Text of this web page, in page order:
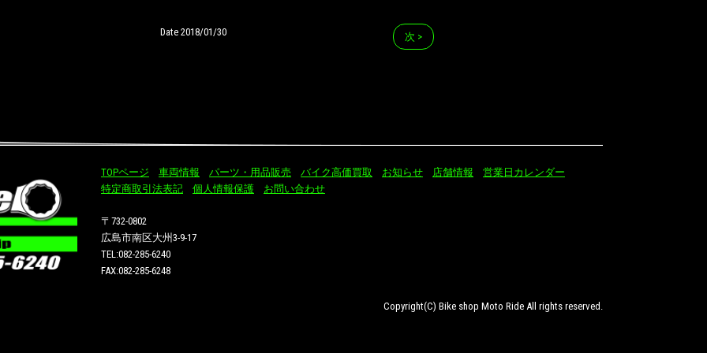
次 >
Date 2018/01/30
TOPページ 車両情報 パーツ・用品販売 バイク高価買取 お知らせ 店舗情報
営業日カレンダー
特定商取引法表記
個人情報保護 お問い合わせ
〒732-0802
広島市南区大州3-9-17
TEL:082-285-6240
FAX:082-285-6248
Copyright(C) Bike shop Moto Ride All rights reserved.